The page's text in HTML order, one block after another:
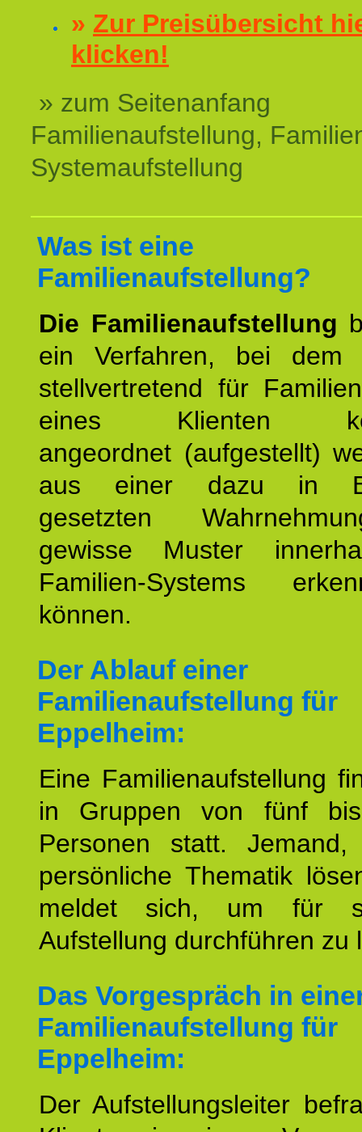
» Zur Preisübersicht
klicken!
» zum Seitenanfang
Familienaufstellung,
Systemaufstellung
Was ist eine
Familienaufstellung?
Die Familienaufstellung
ein Verfahren, bei dem
stellvertretend für
eines Klienten
angeordnet (aufgestellt)
aus einer dazu in
gesetzten
gewisse Muster
Familien-Systems
können.
Der Ablauf einer
Familienaufstellung für
Eppelheim:
Eine Familienaufstellung
in Gruppen von fünf
Personen statt.
persönliche Thematik
meldet sich, um für
Aufstellung durchführen zu
Das Vorgespräch in
Familienaufstellung für
Eppelheim:
Der Aufstellungsleiter